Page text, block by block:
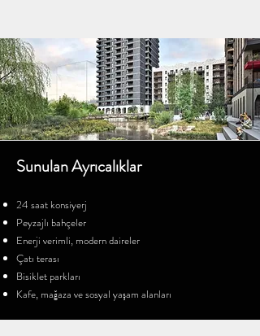
Sunulan Ayrıcalıklar
24 saat konsiyerj
Peyzajlı bahçeler
Enerji verimli, modern daireler
Çatı terası
Bisiklet parkları
Kafe, mağaza ve sosyal yaşam alanları